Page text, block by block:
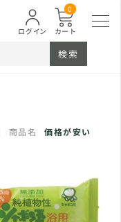
カート
0
ログイン
検索
商品名 価格が安い